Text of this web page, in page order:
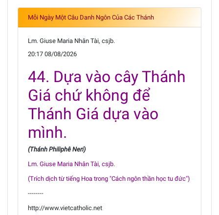
Mỗi Ngày Một Câu Danh Ngôn Của Các Thánh
Lm. Giuse Maria Nhân Tài, csjb.
20:17 08/08/2026
44. Dựa vào cây Thánh
Giá chứ không để
Thánh Giá dựa vào
mình.
(Thánh Philiphê Neri)
Lm. Giuse Maria Nhân Tài, csjb.
(Trích dịch từ tiếng Hoa trong "Cách ngôn thần học tu đức")
--------
http://www.vietcatholic.net